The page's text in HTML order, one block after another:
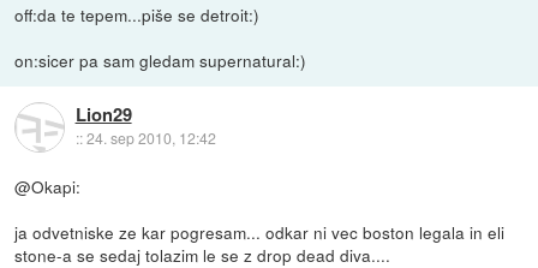
off:da te tepem...piše se detroit:)
on:sicer pa sam gledam supernatural:)
Lion29
::24. sep 2010, 12:42
@Okapi:
ja odvetniske ze kar pogresam... odkar ni vec boston legala in eli
stone-a se sedaj tolazim le se z drop dead diva....